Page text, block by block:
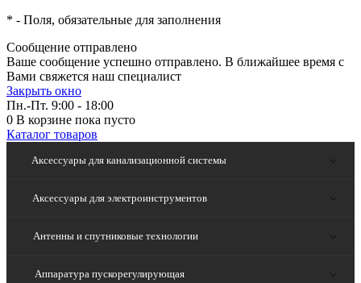
* - Поля, обязательные для заполнения
Сообщение отправлено
Ваше сообщение успешно отправлено. В ближайшее время с
Вами свяжется наш специалист
Закрыть окно
Пн.-Пт. 9:00 - 18:00
0 В корзине пока пусто
Каталог товаров
Аксессуары для канализационной системы
Аксессуары для электроинструментов
Антенны и спутниковые технологии
Аппаратура пускорегулирующая